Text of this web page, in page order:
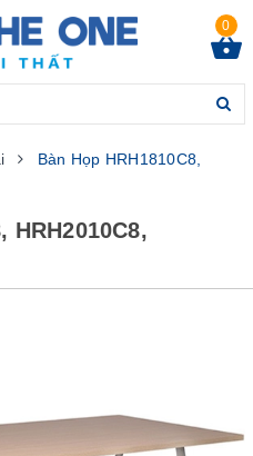
0
Bàn Họp HRH1810C8,
HRH2010C8,